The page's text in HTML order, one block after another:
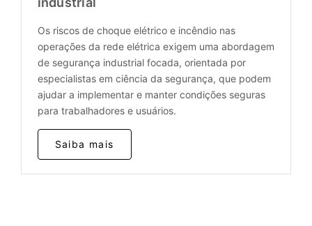
Os riscos de choque elétrico e incêndio nas
operações da rede elétrica exigem uma abordagem
de segurança industrial focada, orientada por
especialistas em ciência da segurança, que podem
ajudar a implementar e manter condições seguras
para trabalhadores e usuários.
Saiba mais